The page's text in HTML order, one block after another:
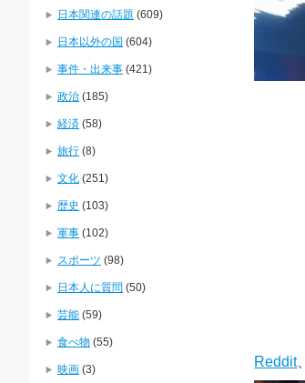
Reddit、
日本関連の話題 (609)
日本以外の国 (604)
事件・出来事 (421)
政治 (185)
経済 (58)
旅行 (8)
文化 (251)
歴史 (103)
軍事 (102)
スポーツ (98)
日本人に質問 (50)
芸能 (59)
食べ物 (55)
映画 (3)